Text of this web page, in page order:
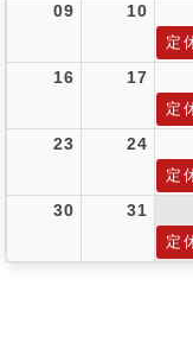
09 10
定
16 17
定
23 24
定
30 31
定